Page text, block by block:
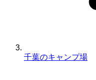
千葉のキャンプ場